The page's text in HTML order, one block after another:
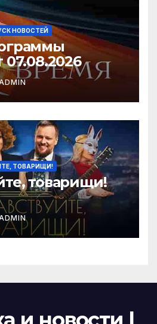
НОВОСТЕЙ
07.08.2026
ТОВАРИЩИ!
товарищи!